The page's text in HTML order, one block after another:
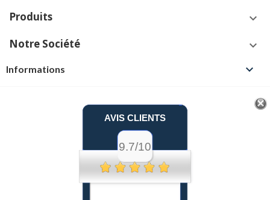
Produits keyboard_arrow_down
Notre Société keyboard_arrow_down
Informations 
AVIS CLIENTS
9.7/10